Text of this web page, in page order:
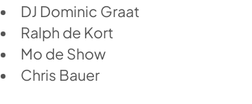
DJ Dominic Graat
Ralph de Kort
Mo de Show
Chris Bauer